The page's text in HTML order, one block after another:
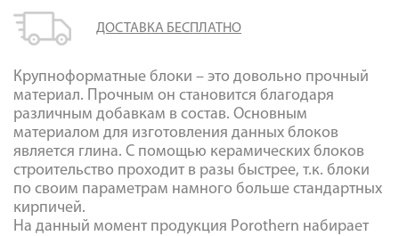
ДОСТАВКА БЕСПЛАТНО
Крупноформатные блоки – это довольно прочный
материал. Прочным он становится благодаря
различным добавкам в состав. Основным
материалом для изготовления данных блоков
является глина. С помощью керамических блоков
строительство проходит в разы быстрее, т.к. блоки
по своим параметрам намного больше стандартных
кирпичей.
На данный момент продукция Porothern набирает